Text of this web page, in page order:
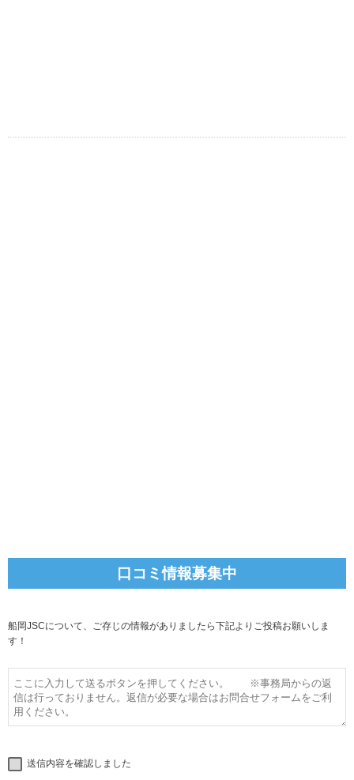
口コミ情報募集中
船岡JSCについて、ご存じの情報がありましたら下記よりご投稿お願いしま
す！
送信内容を確認しました